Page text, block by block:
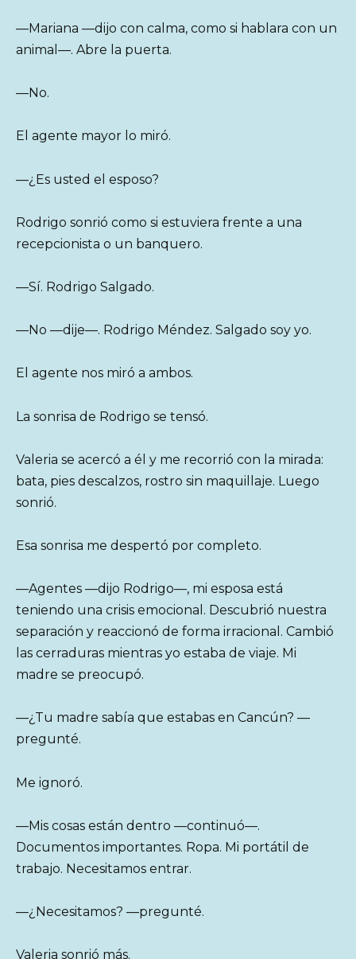
—Mariana —dijo con calma, como si hablara con un
animal—. Abre la puerta.
—No.
El agente mayor lo miró.
—¿Es usted el esposo?
Rodrigo sonrió como si estuviera frente a una
recepcionista o un banquero.
—Sí. Rodrigo Salgado.
—No —dije—. Rodrigo Méndez. Salgado soy yo.
El agente nos miró a ambos.
La sonrisa de Rodrigo se tensó.
Valeria se acercó a él y me recorrió con la mirada:
bata, pies descalzos, rostro sin maquillaje. Luego
sonrió.
Esa sonrisa me despertó por completo.
—Agentes —dijo Rodrigo—, mi esposa está
teniendo una crisis emocional. Descubrió nuestra
separación y reaccionó de forma irracional. Cambió
las cerraduras mientras yo estaba de viaje. Mi
madre se preocupó.
—¿Tu madre sabía que estabas en Cancún? —
pregunté.
Me ignoró.
—Mis cosas están dentro —continuó—.
Documentos importantes. Ropa. Mi portátil de
trabajo. Necesitamos entrar.
—¿Necesitamos? —pregunté.
Valeria sonrió más.